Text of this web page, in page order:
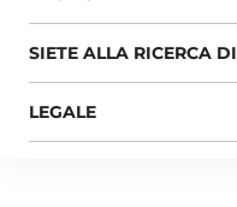
SIETE ALLA RICERCA DI
LEGALE